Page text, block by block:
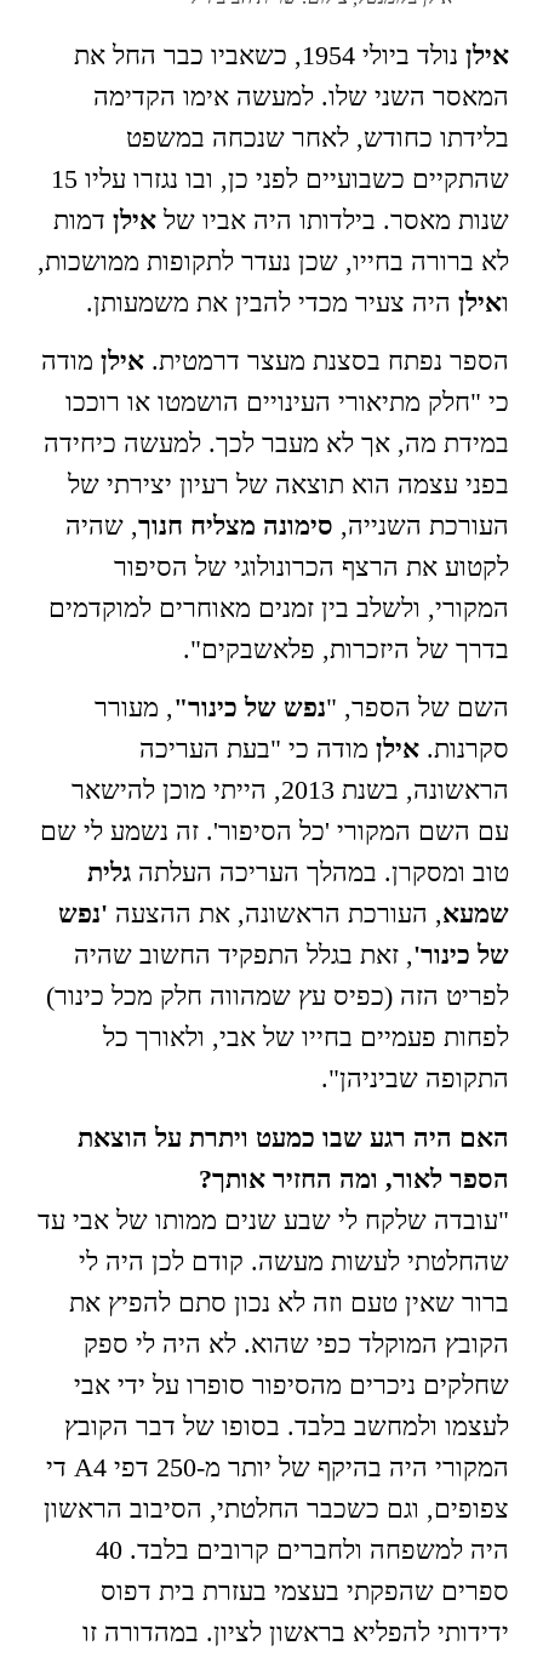
אילן
נולד ביולי 1954, כשאביו כבר החל את
המאסר השני שלו. למעשה אימו הקדימה
בלידתו כחודש, לאחר שנכחה במשפט
שהתקיים כשבועיים לפני כן, ובו נגזרו עליו 15
שנות מאסר. בילדותו היה אביו של אילןדמות
לא ברורה בחייו, שכן נעדר לתקופות ממושכות,
ואילן היה צעיר מכדי להבין את משמעותן.
הספר נפתח בסצנת מעצר דרמטית. אילן מודה
כי "חלק מתיאורי העינויים הושמטו או רוככו
במידת מה, אך לא מעבר לכך. למעשה כיחידה
בפני עצמה הוא תוצאה של רעיון יצירתי של
העורכת השנייה, סימונה מצליח חנוך, שהיה
לקטוע את הרצף הכרונולוגי של הסיפור
המקורי, ולשלב בין זמנים מאוחרים למוקדמים
בדרך של היזכרות, פלאשבקים".
השם של הספר, "נפש של כינור", מעורר
סקרנות. אילןמודה כי "בעת העריכה
הראשונה, בשנת 2013, הייתי מוכן להישאר
עם השם המקורי 'כל הסיפור'. זה נשמע לי שם
טוב ומסקרן. במהלך העריכה העלתה גלית
שמעא, העורכת הראשונה, את ההצעה 'נפש
של כינור', זאת בגלל התפקיד החשוב שהיה
לפריט הזה (כפיס עץ שמהווה חלק מכל כינור)
לפחות פעמיים בחייו של אבי, ולאורך כל
התקופה שביניהן".
האם היה רגע שבו כמעט ויתרת על הוצאת
הספר לאור, ומה החזיר אותך?
"עובדה שלקח לי שבע שנים ממותו של אבי עד
שהחלטתי לעשות מעשה. קודם לכן היה לי
ברור שאין טעם וזה לא נכון סתם להפיץ את
הקובץ המוקלד כפי שהוא. לא היה לי ספק
שחלקים ניכרים מהסיפור סופרו על ידי אבי
לעצמו ולמחשב בלבד. בסופו של דבר הקובץ
המקורי היה בהיקף של יותר מ-250 דפי A4 די
צפופים, וגם כשכבר החלטתי, הסיבוב הראשון
היה למשפחה ולחברים קרובים בלבד. 40
ספרים שהפקתי בעצמי בעזרת בית דפוס
ידידותי להפליא בראשון לציון. במהדורה זו